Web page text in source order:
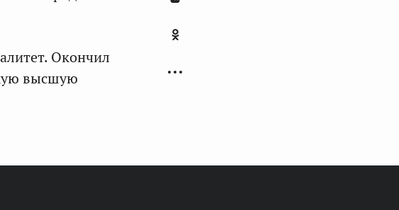
Окончил
высшую